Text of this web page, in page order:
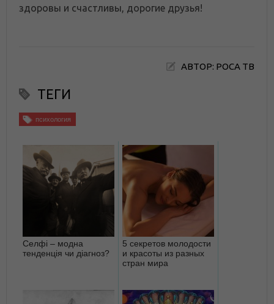
здоровы и счастливы, дорогие друзья!
АВТОР: РОСА ТВ
ТЕГИ
психология
Селфі – модна
тенденція чи діагноз?
5 секретов молодости
и красоты из разных
стран мира